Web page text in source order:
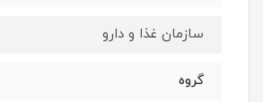
سازمان غذا و دارو
گروه